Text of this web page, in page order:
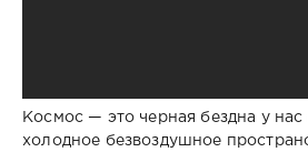
Космос — это черная бездна у
холодное безвоздушное